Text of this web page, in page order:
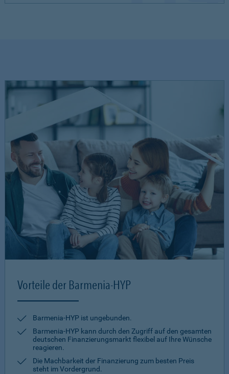
Vorteile der Barmenia-HYP
Barmenia-HYP ist ungebunden.
Barmenia-HYP kann durch den Zugriff auf den gesamten
deutschen Finanzierungsmarkt flexibel auf Ihre Wünsche
reagieren.
Die Machbarkeit der Finanzierung zum besten Preis
steht im Vordergrund.